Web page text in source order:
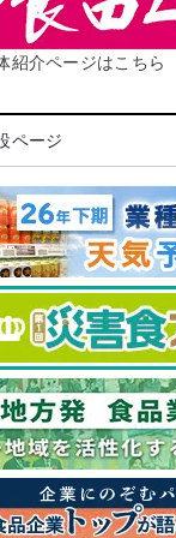
紹介ページはこちら
ページ